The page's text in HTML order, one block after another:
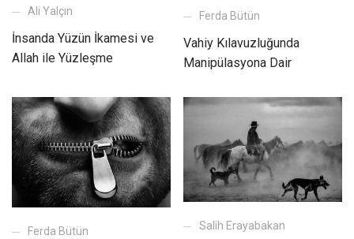
Ali Yalçın
İnsanda Yüzün İkamesi ve
Allah ile Yüzleşme
Ferda Bütün
Vahiy Kılavuzluğunda
Manipülasyona Dair
Ferda Bütün Salih Erayabakan